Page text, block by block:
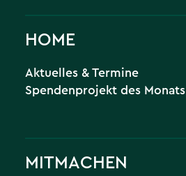
HOME
Aktuelles & Termine
Spendenprojekt des Monats
MITMACHEN